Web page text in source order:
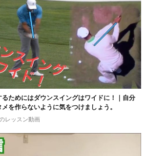
ためにはダウンスイングはワイドに！｜自分
を作らないように気をつけましょう。
レッスン動画